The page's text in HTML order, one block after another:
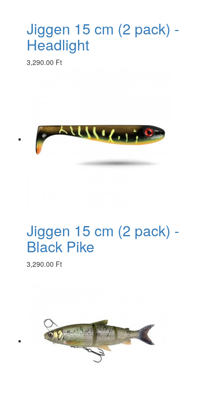
Jiggen 15 cm (2 pack) -
Headlight
3,290.00 Ft
Jiggen 15 cm (2 pack) -
Black Pike
3,290.00 Ft